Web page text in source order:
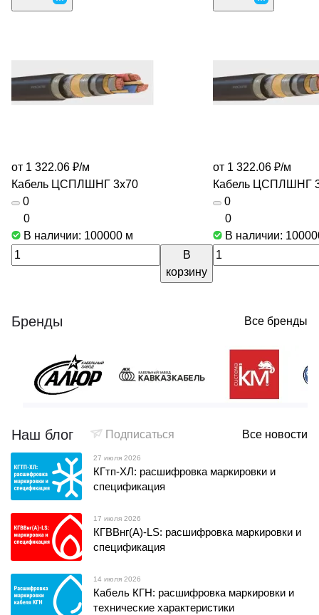
от 1 322.06 ₽/м
Кабель ЦСПЛШНГ 3х70
0
0
В наличии: 100000 м
В
корзину
от 1 322.06 ₽/м
Кабель ЦСПЛШНГ
0
0
В наличии:
Бренды Все бренды
Наш блог Подписаться Все новости
27 июля 2026
КГтп-ХЛ: расшифровка маркировки и
спецификация
17 июля 2026
КГВВнг(А)-LS: расшифровка маркировки и
спецификация
14 июля 2026
Кабель КГН: расшифровка маркировки и
технические характеристики